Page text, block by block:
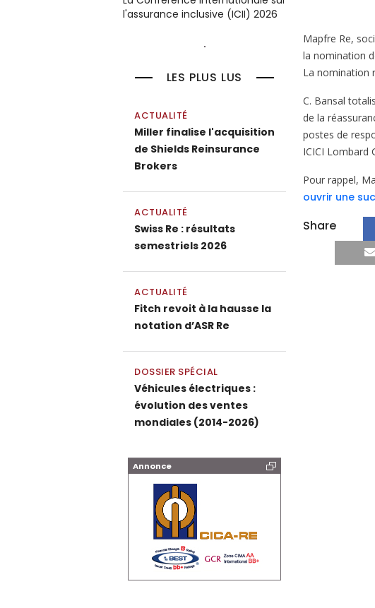
l'assurance inclusive (ICII) 2026
LES PLUS LUS
ACTUALITÉ
Miller finalise l'acquisition
de Shields Reinsurance
Brokers
ACTUALITÉ
Swiss Re : résultats
semestriels 2026
ACTUALITÉ
Fitch revoit à la hausse la
notation d’ASR Re
DOSSIER SPÉCIAL
Véhicules électriques :
évolution des ventes
mondiales (2014-2026)
Annonce
Mapfre Re,
la nomination
La nomination
C. Bansal
de la
postes de
ICICI Lombard
Pour rappel,
ouvrir une
Share